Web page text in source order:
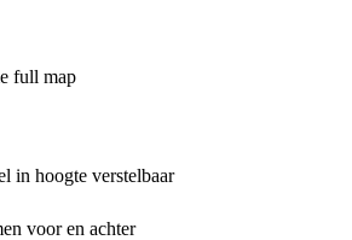
full map
in hoogte verstelbaar
voor en achter